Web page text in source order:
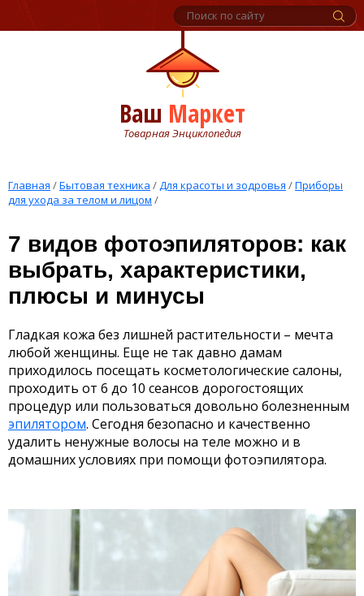
Ваш Маркет
Товарная Энциклопедия
Главная /Бытовая техника /Для красоты и зодровья /Приборы
для ухода за телом и лицом /
7 видов фотоэпиляторов: как
выбрать, характеристики,
плюсы и минусы
Гладкая кожа без лишней растительности – мечта
любой женщины. Еще не так давно дамам
приходилось посещать косметологические салоны,
проходить от 6 до 10 сеансов дорогостоящих
процедур или пользоваться довольно болезненным
эпилятором. Сегодня безопасно и качественно
удалить ненужные волосы на теле можно и в
домашних условиях при помощи фотоэпилятора.